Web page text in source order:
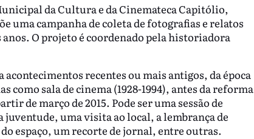
da Cultura e da Cinemateca Capitólio,
campanha de coleta de fotografias e relatos
O projeto é coordenado pela historiadora
recentes ou mais antigos, da época
como sala de cinema (1928-1994), antes da reforma
de março de 2015. Pode ser uma sessão de
uma visita ao local, a lembrança de
espaço, um recorte de jornal, entre outras.